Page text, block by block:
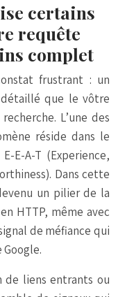
certains
requête
complet
frustrant : un
que le vôtre
L’une des
réside dans le
E-A-T (Experience,
Dans cette
un pilier de la
HTTP, même avec
de méfiance qui
de liens entrants ou